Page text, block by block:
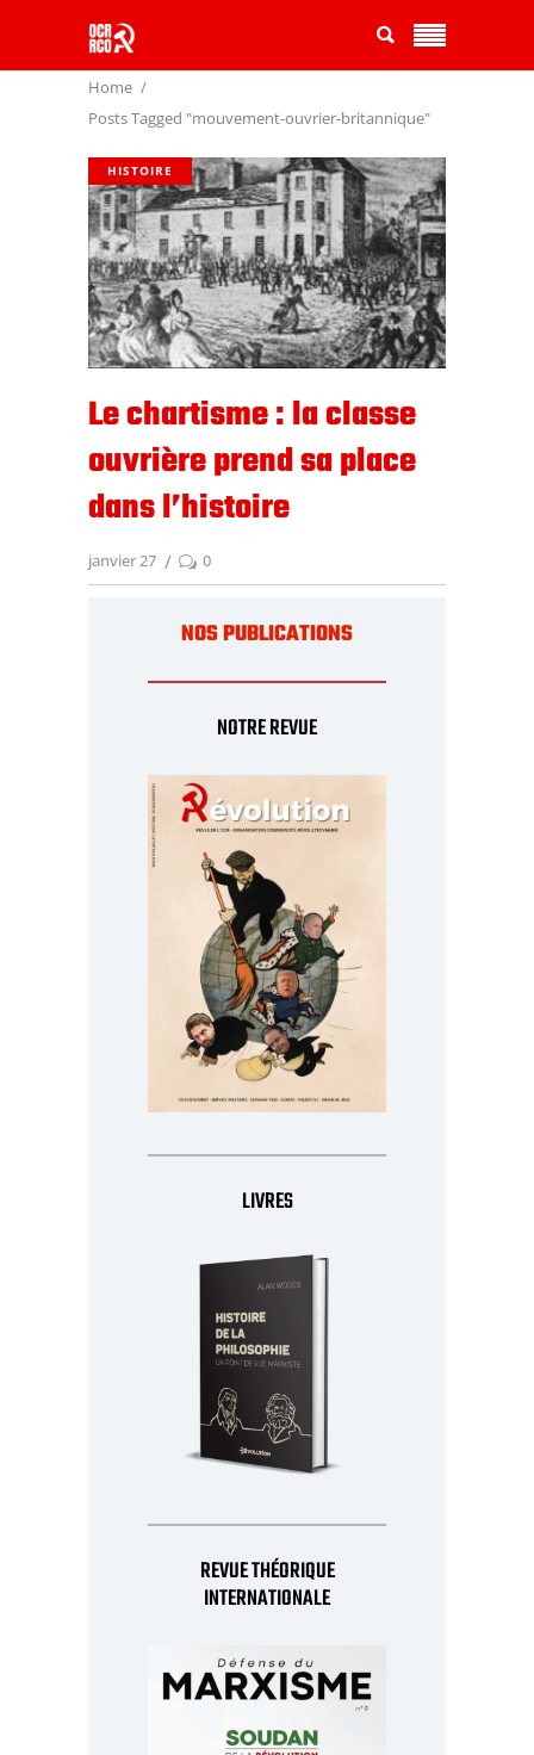
Home
Posts Tagged "mouvement-ouvrier-britannique"
HISTOIRE
Le chartisme : la classe
ouvrière prend sa place
dans l’histoire
janvier 27 0
NOS PUBLICATIONS
NOTRE REVUE
LIVRES
REVUE THÉORIQUE
INTERNATIONALE